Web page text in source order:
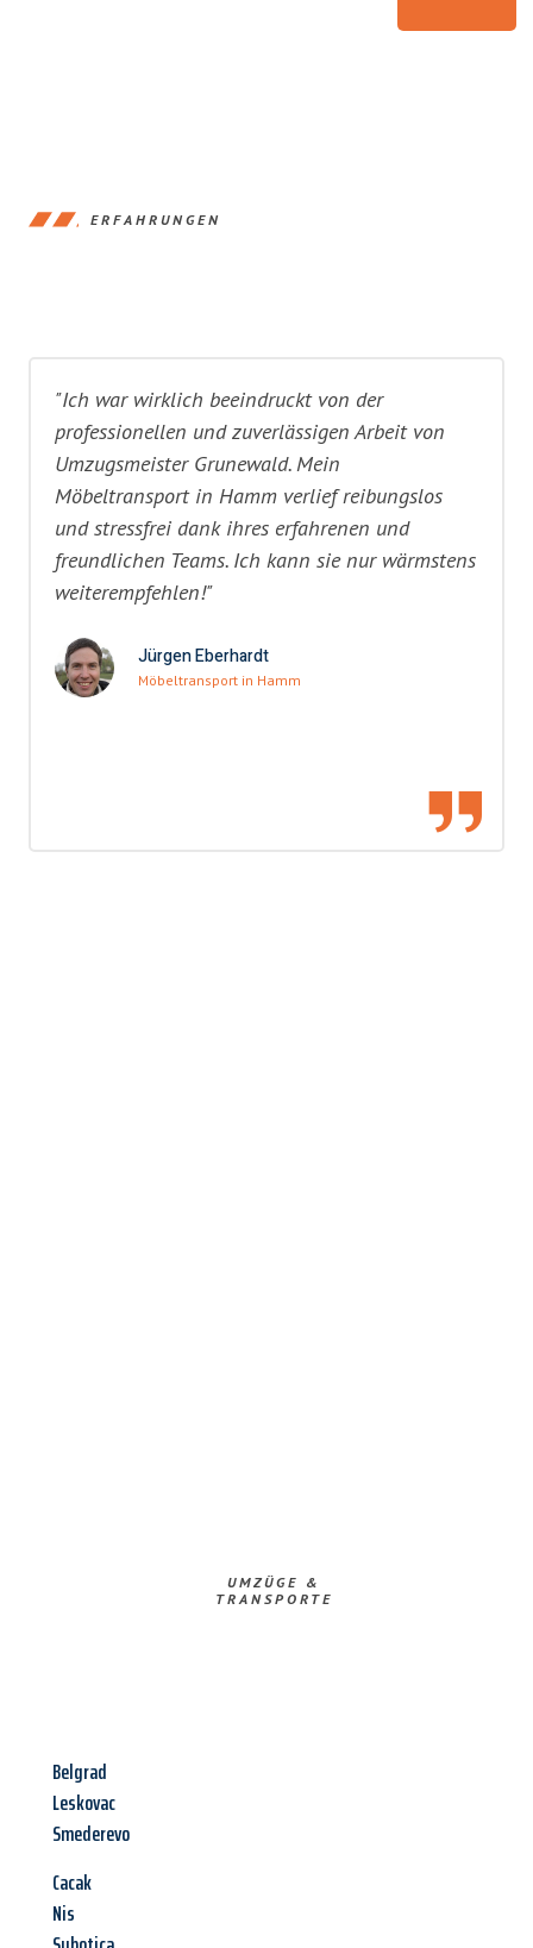
ERFAHRUNGEN
"Ich war wirklich beeindruckt von der
professionellen und zuverlässigen Arbeit von
Umzugsmeister Grunewald. Mein
Möbeltransport in Hamm verlief reibungslos
und stressfrei dank ihres erfahrenen und
freundlichen Teams. Ich kann sie nur wärmstens
weiterempfehlen!"
Jürgen Eberhardt
Möbeltransport in Hamm
UMZÜGE &
TRANSPORTE
Belgrad
Leskovac
Smederevo
Cacak
Nis